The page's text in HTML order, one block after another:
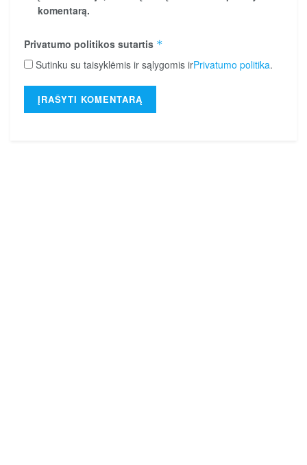
komentarą.
Privatumo politikos sutartis *
Sutinku su taisyklėmis ir sąlygomis irPrivatumo politika.